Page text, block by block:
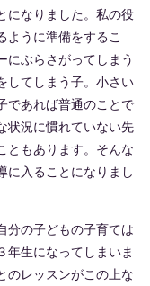
になりました。私の役
ように準備をするこ
にぶらさがってしまう
してしまう子。小さい
であれば普通のことで
状況に慣れていない先
ともあります。そんな
に入ることになりまし
分の子どもの子育ては
年生になってしまいま
のレッスンがこの上な